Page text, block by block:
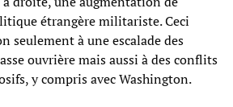
étrangère militariste. Ceci
seulement à une escalade des
ouvrière mais aussi à des conflits
y compris avec Washington.